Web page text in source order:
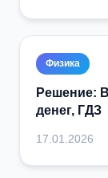
Физика
Решение:
денег, ГДЗ
17.01.2026